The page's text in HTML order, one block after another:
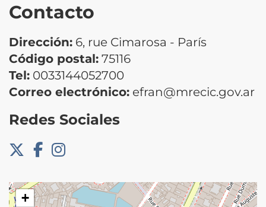
Contacto
Dirección: 6, rue Cimarosa - París
Código postal: 75116
Tel: 0033144052700
Correo electrónico: efran@mrecic.gov.ar
Redes Sociales
+